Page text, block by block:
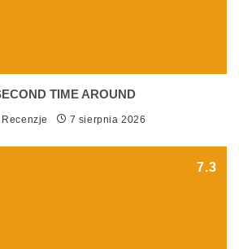
TIME AROUND
Recenzje 7 sierpnia 2026
7.3